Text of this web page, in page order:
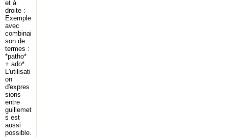
et à
droite :
Exemple
avec
combinai
son de
termes :
*patho*
+ ado*.
L'utilisati
on
d'expres
sions
entre
guillemet
s est
aussi
possible.